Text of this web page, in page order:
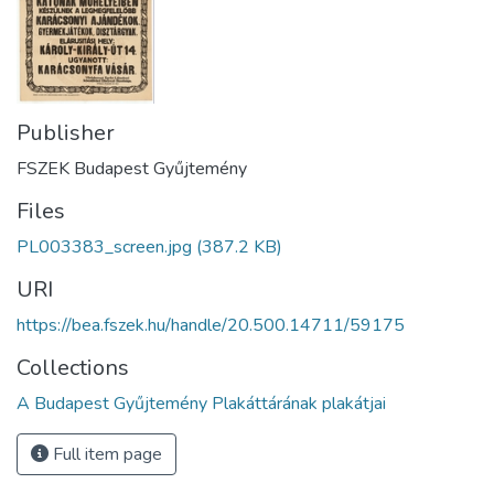
Publisher
FSZEK Budapest Gyűjtemény
Files
PL003383_screen.jpg (387.2 KB)
URI
https://bea.fszek.hu/handle/20.500.14711/59175
Collections
A Budapest Gyűjtemény Plakáttárának plakátjai
Full item page